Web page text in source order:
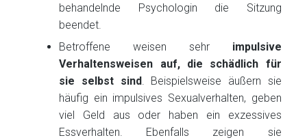
behandelnde Psychologin die Sitzung
beendet.
Betroffene weisen sehr impulsive
Verhaltensweisen auf, die schädlich für
sie selbst sind. Beispielsweise äußern sie
häufig ein impulsives Sexualverhalten, geben
viel Geld aus oder haben ein exzessives
Essverhalten. Ebenfalls zeigen sie